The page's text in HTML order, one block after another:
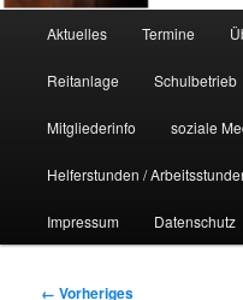
Aktuelles Termine
Reitanlage Schulbetrieb
Mitgliederinfo soziale
Helferstunden /
Impressum Datenschutz
Bilder-
← Vorheriges